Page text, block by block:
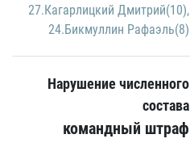
27.Кагарлицкий Дмитрий(10),
24.Бикмуллин Рафаэль(8)
Нарушение численного
состава
командный штраф